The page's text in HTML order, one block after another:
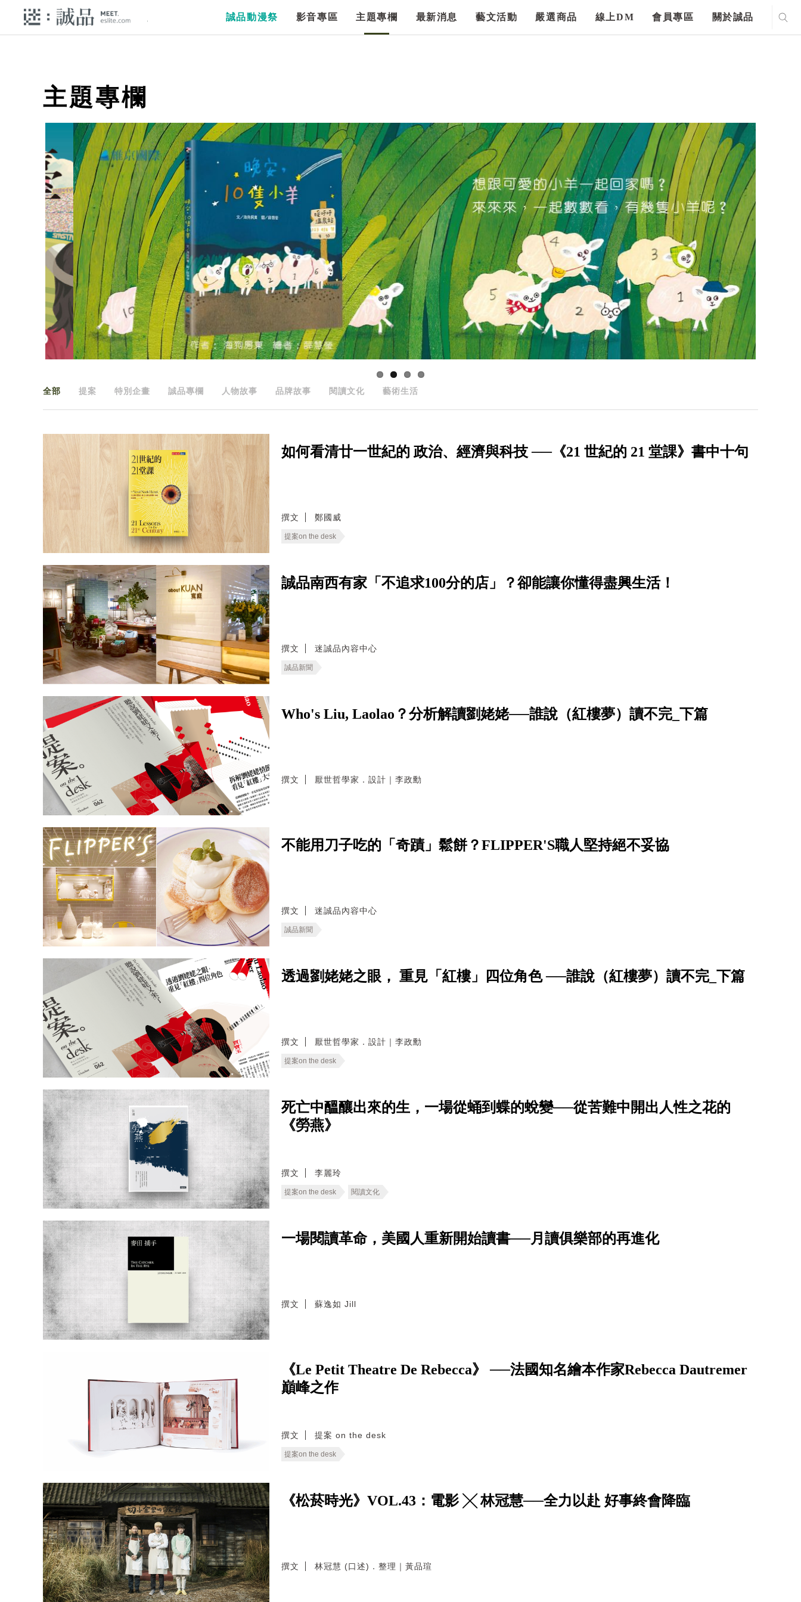
誠品動漫祭 影音專區 主題專欄 最新消息 藝文活動 嚴選商品 線上DM 會員專區 關於誠品
主題專欄
全部 提案 特別企畫 誠品專欄 人物故事 品牌故事 閱讀文化 藝術生活
如何看清廿一世紀的 政治、經濟與科技 ──《21 世紀的 21 堂課》書中十句
撰文 鄭國威
提案on the desk
誠品南西有家「不追求100分的店」？卻能讓你懂得盡興生活！
撰文 迷誠品內容中心
誠品新聞
Who's Liu, Laolao？分析解讀劉姥姥──誰說（紅樓夢）讀不完_下篇
撰文 厭世哲學家．設計｜李政勳
不能用刀子吃的「奇蹟」鬆餅？FLIPPER'S職人堅持絕不妥協
撰文 迷誠品內容中心
誠品新聞
透過劉姥姥之眼， 重見「紅樓」四位角色 ──誰說（紅樓夢）讀不完_下篇
撰文 厭世哲學家．設計｜李政勳
提案on the desk
死亡中醞釀出來的生，一場從蛹到蝶的蛻變──從苦難中開出人性之花的
《勞燕》
撰文 李麗玲
提案on the desk 閱讀文化
一場閱讀革命，美國人重新開始讀書──月讀俱樂部的再進化
撰文 蘇逸如 Jill
《Le Petit Theatre De Rebecca》 ──法國知名繪本作家Rebecca Dautremer
巔峰之作
撰文 提案 on the desk
提案on the desk
《松菸時光》VOL.43：電影 ╳ 林冠慧──全力以赴 好事終會降臨
撰文 林冠慧 (口述)．整理｜黃品瑄